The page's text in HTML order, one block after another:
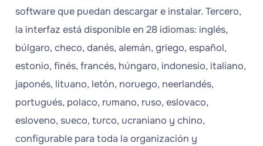
software que puedan descargar e instalar. Tercero,
la interfaz está disponible en 28 idiomas: inglés,
búlgaro, checo, danés, alemán, griego, español,
estonio, finés, francés, húngaro, indonesio, italiano,
japonés, lituano, letón, noruego, neerlandés,
portugués, polaco, rumano, ruso, eslovaco,
esloveno, sueco, turco, ucraniano y chino,
configurable para toda la organización y